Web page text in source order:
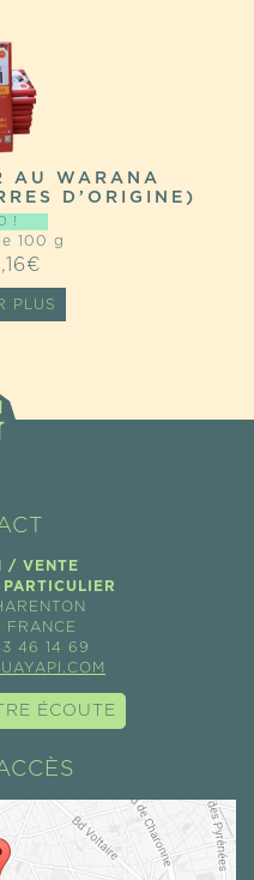
AU WARANA
D’ORIGINE)
!
100 g
€
PRIX
PLUS
/ VENTE
FRANCE
46 14 69
ÉCOUTE